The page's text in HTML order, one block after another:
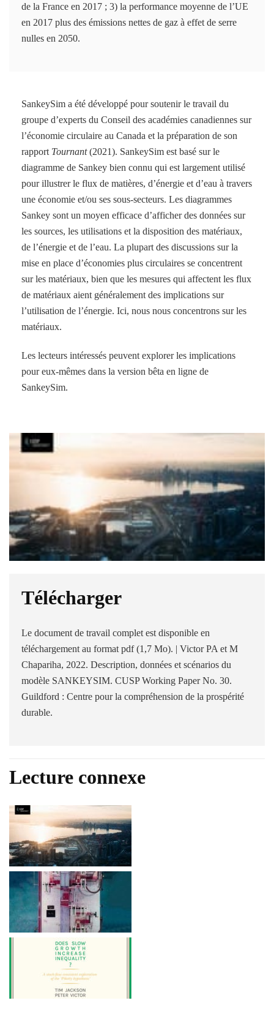
de la France en 2017 ; 3) la performance moyenne de l’UE
en 2017 plus des émissions nettes de gaz à effet de serre
nulles en 2050.
SankeySim a été développé pour soutenir le travail du
groupe d’experts du Conseil des académies canadiennes sur
l’économie circulaire au Canada et la préparation de son
rapport Tournant(2021). SankeySim est basé sur le
diagramme de Sankey bien connu qui est largement utilisé
pour illustrer le flux de matières, d’énergie et d’eau à travers
une économie et/ou ses sous-secteurs. Les diagrammes
Sankey sont un moyen efficace d’afficher des données sur
les sources, les utilisations et la disposition des matériaux,
de l’énergie et de l’eau. La plupart des discussions sur la
mise en place d’économies plus circulaires se concentrent
sur les matériaux, bien que les mesures qui affectent les flux
de matériaux aient généralement des implications sur
l’utilisation de l’énergie. Ici, nous nous concentrons sur les
matériaux.
Les lecteurs intéressés peuvent explorer les implications
pour eux-mêmes dans la version bêta en ligne de
SankeySim.
Télécharger
Le document de travail complet est disponible en
téléchargement au format pdf (1,7 Mo). | Victor PA et M
Chapariha, 2022. Description, données et scénarios du
modèle SANKEYSIM. CUSP Working Paper No. 30.
Guildford : Centre pour la compréhension de la prospérité
durable.
Lecture connexe